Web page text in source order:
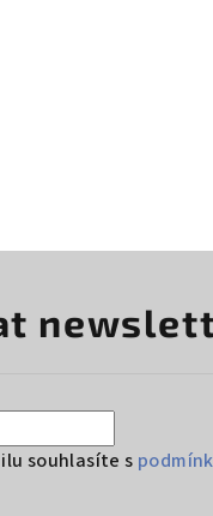
souhlasíte s